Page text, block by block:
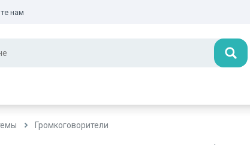
нам
Поиск
Громкоговорители